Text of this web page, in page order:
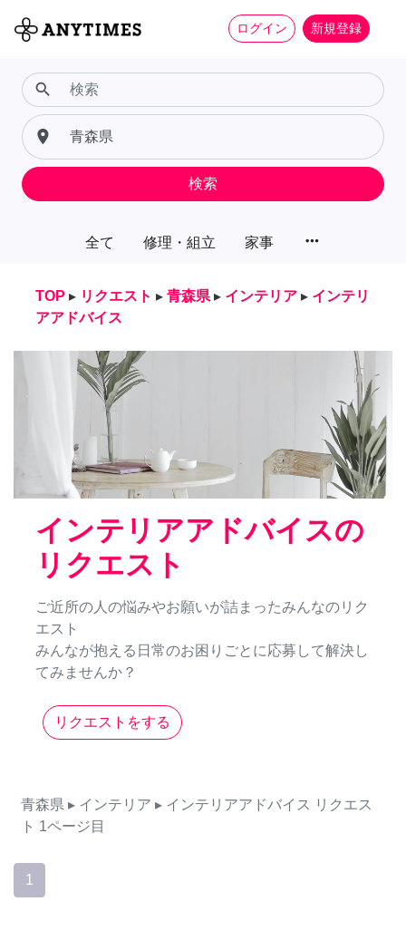
ログイン 新規登録
全て 修理・組立 家事 more_horiz
search
place
検索
TOP ▸ リクエスト ▸ 青森県 ▸ インテリア ▸ インテリ
アアドバイス
インテリアアドバイスの
リクエスト
ご近所の人の悩みやお願いが詰まったみんなのリク
エスト
みんなが抱える日常のお困りごとに応募して解決し
てみませんか？
リクエストをする
青森県 ▸ インテリア ▸ インテリアアドバイス リクエス
ト 1ページ目
1